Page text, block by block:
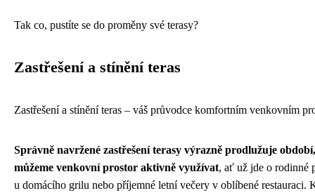
Tak co, pustíte se do proměny své terasy?
Zastřešení a stínění teras
Zastřešení a stínění teras – váš průvodce komfortním venkovním
Správně navržené zastřešení terasy výrazně prodlužuje
můžeme venkovní prostor aktivně využívat, ať už jde o rodinné
u domácího grilu nebo příjemné letní večery v oblíbené restauraci.